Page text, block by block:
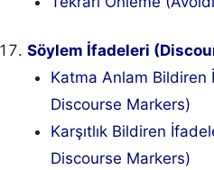
Söylem İfadeleri
Katma Anlam
Discourse Markers)
Karşıtlık Bildiren
Discourse Markers)